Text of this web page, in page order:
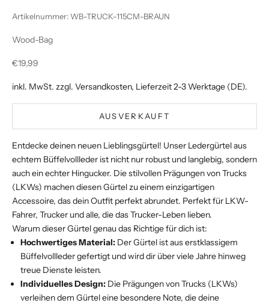
Artikelnummer: WB-TRUCK-115CM-BRAUN
Wood-Bag
Angebot
€19,99
inkl. MwSt. zzgl. Versandkosten, Lieferzeit 2-3 Werktage (DE).
AUSVERKAUFT
Entdecke deinen neuen Lieblingsgürtel! Unser Ledergürtel aus
echtem Büffelvollleder ist nicht nur robust und langlebig, sondern
auch ein echter Hingucker. Die stilvollen Prägungen von Trucks
(LKWs) machen diesen Gürtel zu einem einzigartigen
Accessoire, das dein Outfit perfekt abrundet. Perfekt für LKW-
Fahrer, Trucker und alle, die das Trucker-Leben lieben.
Warum dieser Gürtel genau das Richtige für dich ist:
Hochwertiges Material: Der Gürtel ist aus erstklassigem
Büffelvollleder gefertigt und wird dir über viele Jahre hinweg
treue Dienste leisten.
Individuelles Design: Die Prägungen von Trucks (LKWs)
verleihen dem Gürtel eine besondere Note, die deine